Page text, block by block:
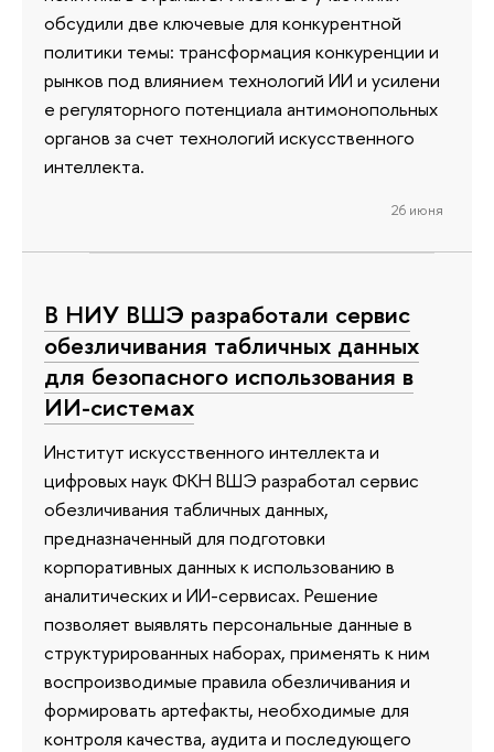
обсудили две ключевые для конкурентной
политики темы: трансформация конкуренции и
рынков под влиянием технологий ИИ и усилени
е регуляторного потенциала антимонопольных
органов за счет технологий искусственного
интеллекта.
26 июня
В НИУ ВШЭ разработали сервис
обезличивания табличных данных
для безопасного использования в
ИИ-системах
Институт искусственного интеллекта и
цифровых наук ФКН ВШЭ разработал сервис
обезличивания табличных данных,
предназначенный для подготовки
корпоративных данных к использованию в
аналитических и ИИ-сервисах. Решение
позволяет выявлять персональные данные в
структурированных наборах, применять к ним
воспроизводимые правила обезличивания и
формировать артефакты, необходимые для
контроля качества, аудита и последующего